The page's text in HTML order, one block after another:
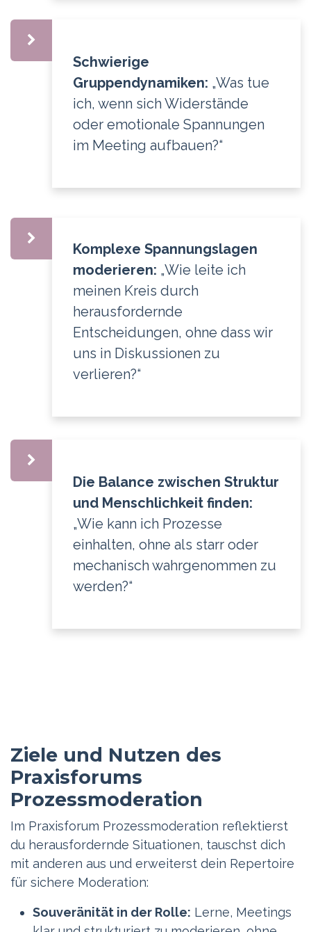
Schwierige
Gruppendynamiken: „Was tue
ich, wenn sich Widerstände
oder emotionale Spannungen
im Meeting aufbauen?“
Komplexe Spannungslagen
moderieren: „Wie leite ich
meinen Kreis durch
herausfordernde
Entscheidungen, ohne dass wir
uns in Diskussionen zu
verlieren?“
Die Balance zwischen Struktur
und Menschlichkeit finden:
„Wie kann ich Prozesse
einhalten, ohne als starr oder
mechanisch wahrgenommen zu
werden?“
Ziele und Nutzen des
Praxisforums
Prozessmoderation​
Im Praxisforum Prozessmoderation reflektierst
du herausfordernde Situationen, tauschst dich
mit anderen aus und erweiterst dein Repertoire
für sichere Moderation:
Souveränität in der Rolle: Lerne, Meetings